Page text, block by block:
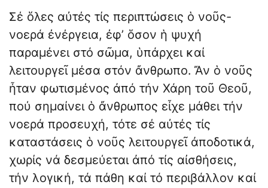
Σέ ὅλες αὐτές τίς περιπτώσεις ὁ νοῦς-
νοερά ἐνέργεια, ἐφ’ ὅσον ἡ ψυχή
παραμένει στό σῶμα, ὑπάρχει καί
λειτουργεῖ μέσα στόν ἄνθρωπο. Ἄν ὁ νοῦς
ἦταν φωτισμένος ἀπό τήν Χάρη τοῦ Θεοῦ,
πού σημαίνει ὁ ἄνθρωπος εἶχε μάθει τήν
νοερά προσευχή, τότε σέ αὐτές τίς
καταστάσεις ὁ νοῦς λειτουργεῖ ἀποδοτικά,
χωρίς νά δεσμεύεται ἀπό τίς αἰσθήσεις,
τήν λογική, τά πάθη καί τό περιβάλλον καί